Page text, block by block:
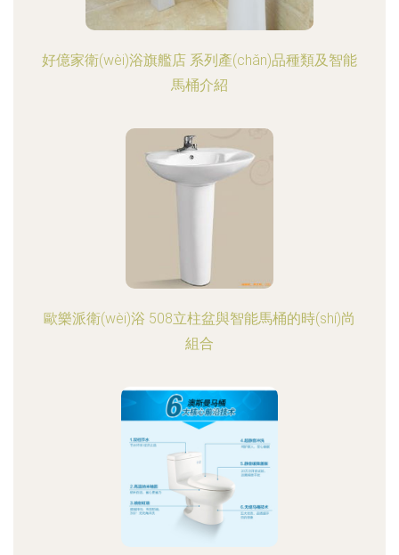
好億家衛(wèi)浴旗艦店 系列產(chǎn)品種類及智能
馬桶介紹
歐樂派衛(wèi)浴 508立柱盆與智能馬桶的時(shí)尚
組合